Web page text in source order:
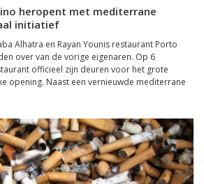
heropent met mediterrane
initiatief
Alhatra en Rayan Younis restaurant Porto
over van de vorige eigenaren. Op 6
officieel zijn deuren voor het grote
opening. Naast een vernieuwde mediterrane